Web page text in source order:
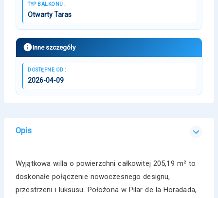
TYP BALKONU :
Otwarty Taras
Inne szczegóły
DOSTĘPNE OD :
2026-04-09
Opis
Wyjątkowa willa o powierzchni całkowitej 205,19 m² to
doskonałe połączenie nowoczesnego designu,
przestrzeni i luksusu. Położona w Pilar de la Horadada,